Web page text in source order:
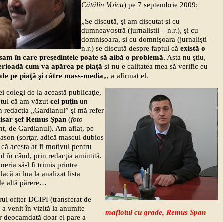
Cătălin Voicu) pe 7 septembrie 2009:
„Se discută, şi am discutat şi cu
dumneavostră (jurnaliştii – n.r.), şi cu
domnişoara, şi cu domnişoara (jurnalişti –
n.r.) se discută despre faptul că există o
în care preşedintele poate să aibă o problemă. Asta nu ştiu,
cum va apărea pe piaţă şi nu e calitatea mea să verific eu
pe piaţă şi către mass-media„, a afirmat el.
mafiotul cu grade, Remus Span
colegi de la această publicaţie,
că am văzut cel puţin un
„Gardianul” şi mă refer
şef Remus Şpan (foto
de Gardianul). Am aflat, pe
(şorţar, adică mascul dubios
acesta ar fi motivul pentru
în când, prin redacţia amintită.
să-l fi trimis printre
ai lua la analizat lista
altă părere…
ofiţer DGIPI (transferat de
a venit în vizită la anumite
doar el pare a